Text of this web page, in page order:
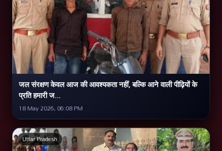
जल संरक्षण केवल आज की आवश्यकता नहीं, बल्कि आने वाली पीढ़ियों के
प्रति हमारी ज...
18 May 2026, 06:08 PM
Uttar Pradesh